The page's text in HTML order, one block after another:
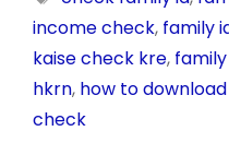
e
b
o
o
er ts
A
p
a
income check, family
kaise check kre,
hkrn, how to
check